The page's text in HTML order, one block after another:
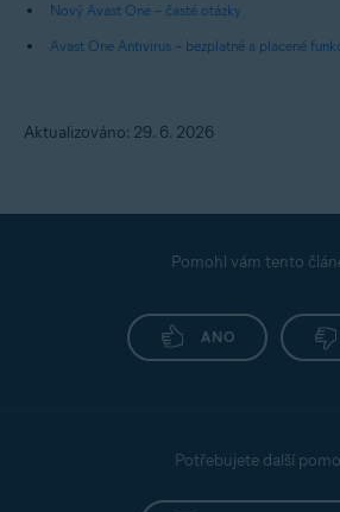
Nový Avast One – časté otázky
Avast One Antivirus – bezplatné a placené
Aktualizováno: 29. 6. 2026
Pomohl vám tento
ANO
Potřebujete další